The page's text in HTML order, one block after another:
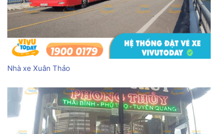
Nhà xe Xuân Thảo